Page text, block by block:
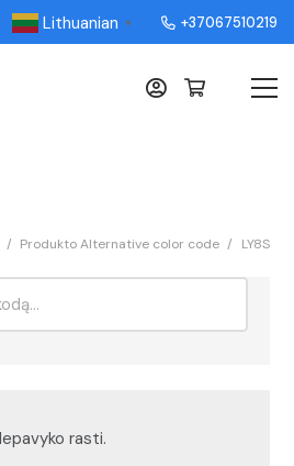
Lithuanian ▼ +37067510219
/ Produkto Alternative color code / LY8S
rasti.